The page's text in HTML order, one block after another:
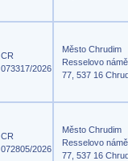
CR
073317/2026
Město Chrudim
Resselovo
77, 537 16
CR
072805/2026
Město Chrudim
Resselovo
77, 537 16